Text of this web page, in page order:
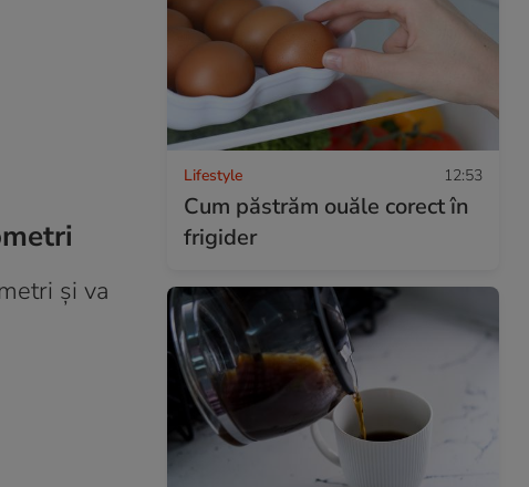
și va
Lifestyle 12:53
Cum păstrăm ouăle corect în
frigider